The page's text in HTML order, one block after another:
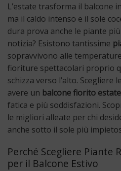
L’estate trasforma il balcone
ma il caldo intenso e il sole
dura prova anche le piante
notizia? Esistono tantissime
sopravvivono alle
fioriture spettacolari proprio
schizza verso l’alto. Scegliere
avere un balcone fiorito estate
fatica e più soddisfazioni.
le migliori alleate per chi
anche sotto il sole più
Perché Scegliere Piante
per il Balcone Estivo